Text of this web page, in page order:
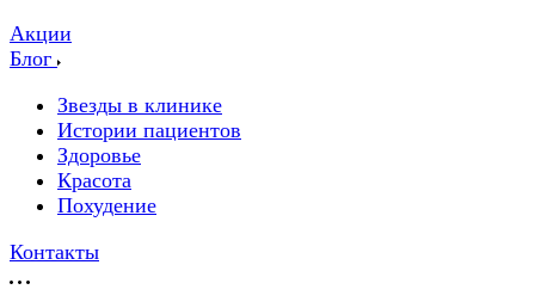
Акции
Блог
Звезды в клинике
Истории пациентов
Здоровье
Красота
Похудение
Контакты